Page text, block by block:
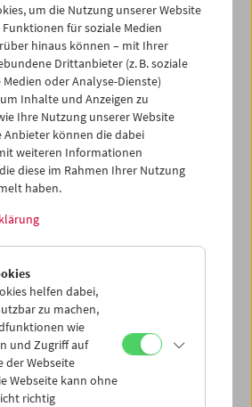
dafür sorgte, dass die
mit denen wir täglich arbeiten,
Wir werden ihn und sein
vermissen.
um die Nutzung unserer Website
für soziale Medien
hinaus können – mit Ihrer
Drittanbieter (z. B. soziale
oder Analyse-Dienste)
Inhalte und Anzeigen zu
Ihre Nutzung unserer Website
Anbieter können die dabei
weiteren Informationen
diese im Rahmen Ihrer Nutzung
haben.
helfen dabei,
zu machen,
wie
und Zugriff auf
der Webseite
Webseite kann ohne
richtig